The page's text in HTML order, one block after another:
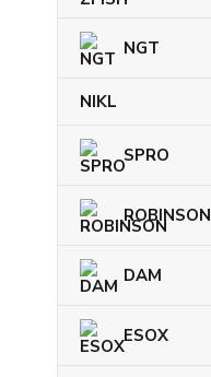
NGT
NIKL
SPRO
ROBINSON
DAM
ESOX